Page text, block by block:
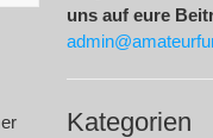
uns auf eure
Kategorien